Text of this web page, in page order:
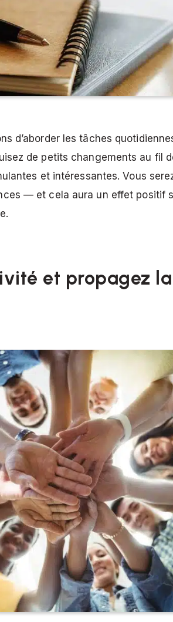
d’aborder les tâches
de petits changements au fil
et intéressantes. Vous
— et cela aura un effet positif
et propagez